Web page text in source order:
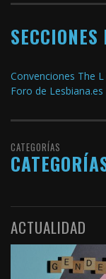
Convenciones The
Foro de Lesbiana.es
CATEGORÍAS
ACTUALIDAD